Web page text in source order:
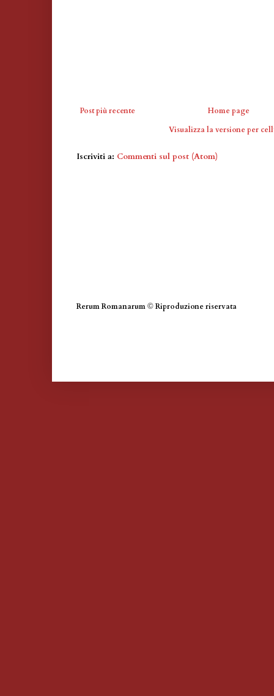
Post più recente
Home page
Visualizza la versione per
Iscriviti a: Commenti sul post (Atom)
Rerum Romanarum © Riproduzione riservata